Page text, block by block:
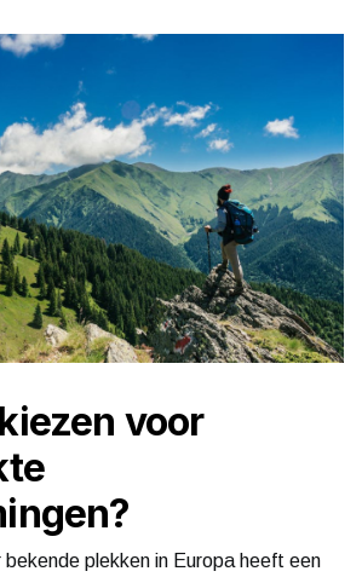
voor
bekende plekken in Europa heeft een